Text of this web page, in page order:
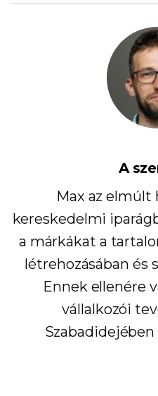
A
Max az elmúlt
kereskedelmi
a márkákat a
létrehozásában és
Ennek ellenére
vállalkozói